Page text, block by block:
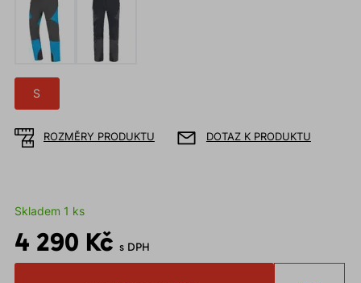
S
ROZMĚRY PRODUKTU DOTAZ K PRODUKTU
Skladem 1 ks
4 290 Kč s DPH